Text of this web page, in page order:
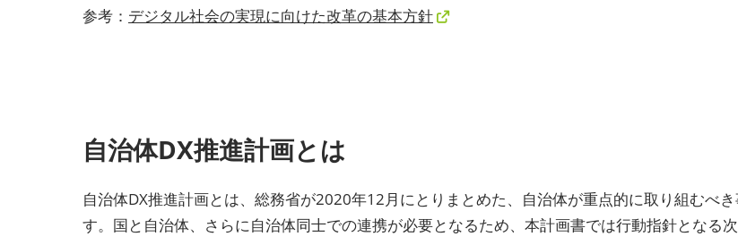
参考： デジタル社会の実現に向けた改革の基本方針
自治体DX推進計画とは
自治体DX推進計画とは、総務省が2020年12月にとりまとめた、自治体が重点的に取り組むべ
す。国と自治体、さらに自治体同士での連携が必要となるため、本計画書では行動指針となる